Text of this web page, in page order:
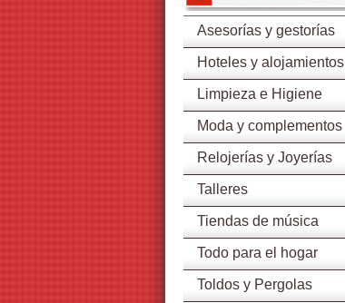
Asesorías y gestorías
Hoteles y alojamientos
Limpieza e Higiene
Moda y complementos
Relojerías y Joyerías
Talleres
Tiendas de música
Todo para el hogar
Toldos y Pergolas